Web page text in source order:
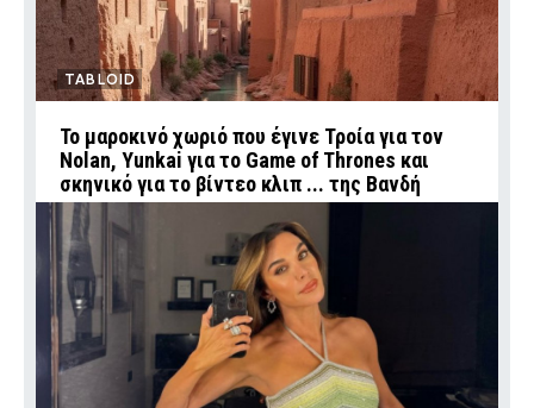
TABLOID
Το μαροκινό χωριό που έγινε Τροία για τον
Nolan, Yunkai για το Game of Thrones και
σκηνικό για το βίντεο κλιπ ... της Βανδή